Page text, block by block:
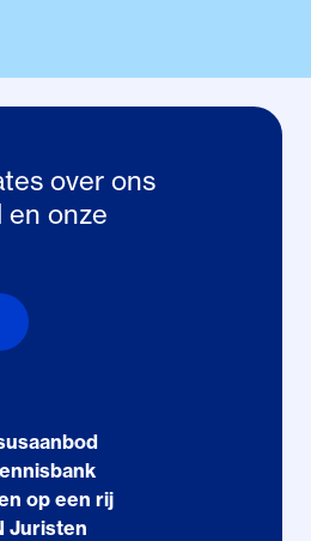
over ons
en onze
op een rij
Juristen